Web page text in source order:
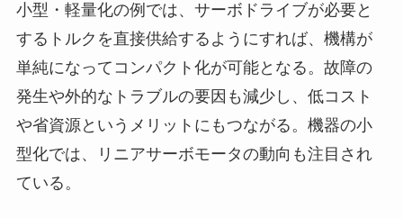
小型・軽量化の例では、サーボドライブが必要と
するトルクを直接供給するようにすれば、機構が
単純になってコンパクト化が可能となる。故障の
発生や外的なトラブルの要因も減少し、低コスト
や省資源というメリットにもつながる。機器の小
型化では、リニアサーボモータの動向も注目され
ている。